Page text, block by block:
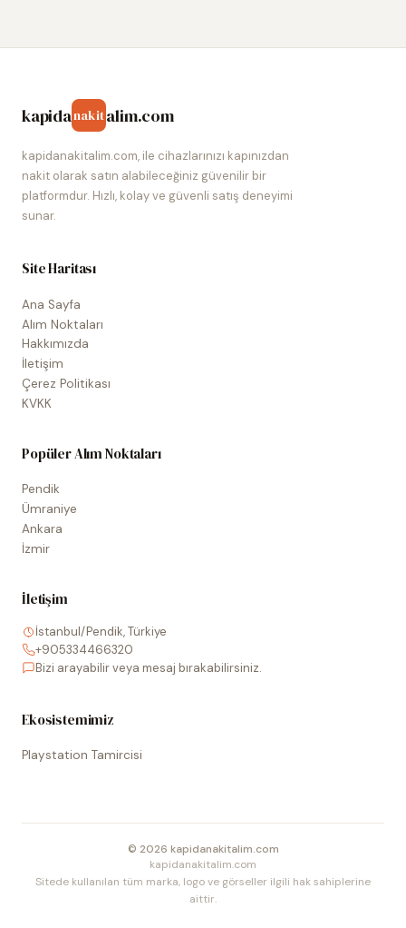
kapidanakitalim.com
kapidanakitalim.com, ile cihazlarınızı kapınızdan
nakit olarak satın alabileceğiniz güvenilir bir
platformdur. Hızlı, kolay ve güvenli satış deneyimi
sunar.
Site Haritası
Ana Sayfa
Alım Noktaları
Hakkımızda
İletişim
Çerez Politikası
KVKK
Popüler Alım Noktaları
Pendik
Ümraniye
Ankara
İzmir
İletişim
İstanbul/Pendik, Türkiye
+905334466320
Bizi arayabilir veya mesaj bırakabilirsiniz.
Ekosistemimiz
Playstation Tamircisi
© 2026 kapidanakitalim.com
kapidanakitalim.com
Sitede kullanılan tüm marka, logo ve görseller ilgili hak sahiplerine
aittir.